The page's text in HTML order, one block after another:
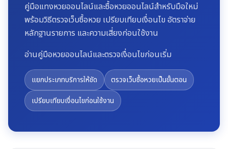
คู่มือแทงหวยออนไลน์และซื้อหวยออนไลน์สำหรับมือใหม่
พร้อมวิธีตรวจเว็บซื้อหวย เปรียบเทียบเงื่อนไข อัตราจ่าย
หลักฐานรายการ และความเสี่ยงก่อนใช้งาน
อ่านคู่มือหวยออนไลน์และตรวจเงื่อนไขก่อนเริ่ม
แยกประเภทบริการให้ชัด
ตรวจเว็บซื้อหวยเป็นขั้นตอน
เปรียบเทียบเงื่อนไขก่อนใช้งาน